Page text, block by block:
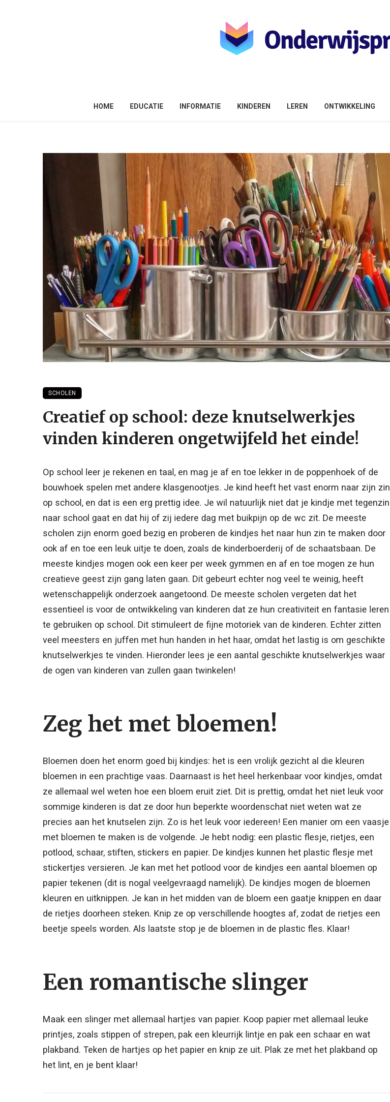
HOME EDUCATIE INFORMATIE KINDEREN LEREN ONTWIKKELING
SCHOLEN
Creatief op school: deze knutselwerkjes
vinden kinderen ongetwijfeld het einde!
Op school leer je rekenen en taal, en mag je af en toe lekker in de poppenhoek of de
bouwhoek spelen met andere klasgenootjes. Je kind heeft het vast enorm naar zijn zin
op school, en dat is een erg prettig idee. Je wil natuurlijk niet dat je kindje met tegenzin
naar school gaat en dat hij of zij iedere dag met buikpijn op de wc zit. De meeste
scholen zijn enorm goed bezig en proberen de kindjes het naar hun zin te maken door
ook af en toe een leuk uitje te doen, zoals de kinderboerderij of de schaatsbaan. De
meeste kindjes mogen ook een keer per week gymmen en af en toe mogen ze hun
creatieve geest zijn gang laten gaan. Dit gebeurt echter nog veel te weinig, heeft
wetenschappelijk onderzoek aangetoond. De meeste scholen vergeten dat het
essentieel is voor de ontwikkeling van kinderen dat ze hun creativiteit en fantasie leren
te gebruiken op school. Dit stimuleert de fijne motoriek van de kinderen. Echter zitten
veel meesters en juffen met hun handen in het haar, omdat het lastig is om geschikte
knutselwerkjes te vinden. Hieronder lees je een aantal geschikte knutselwerkjes waar
de ogen van kinderen van zullen gaan twinkelen!
Zeg het met bloemen!
Bloemen doen het enorm goed bij kindjes: het is een vrolijk gezicht al die kleuren
bloemen in een prachtige vaas. Daarnaast is het heel herkenbaar voor kindjes, omdat
ze allemaal wel weten hoe een bloem eruit ziet. Dit is prettig, omdat het niet leuk voor
sommige kinderen is dat ze door hun beperkte woordenschat niet weten wat ze
precies aan het knutselen zijn. Zo is het leuk voor iedereen! Een manier om een vaasje
met bloemen te maken is de volgende. Je hebt nodig: een plastic flesje, rietjes, een
potlood, schaar, stiften, stickers en papier. De kindjes kunnen het plastic flesje met
stickertjes versieren. Je kan met het potlood voor de kindjes een aantal bloemen op
papier tekenen (dit is nogal veelgevraagd namelijk). De kindjes mogen de bloemen
kleuren en uitknippen. Je kan in het midden van de bloem een gaatje knippen en daar
de rietjes doorheen steken. Knip ze op verschillende hoogtes af, zodat de rietjes een
beetje speels worden. Als laatste stop je de bloemen in de plastic fles. Klaar!
Een romantische slinger
Maak een slinger met allemaal hartjes van papier. Koop papier met allemaal leuke
printjes, zoals stippen of strepen, pak een kleurrijk lintje en pak een schaar en wat
plakband. Teken de hartjes op het papier en knip ze uit. Plak ze met het plakband op
het lint, en je bent klaar!